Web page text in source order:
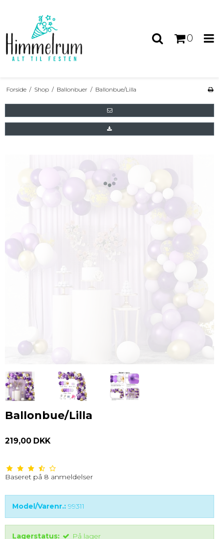
0
Forside / Shop / Ballonbuer / Ballonbue/Lilla
Ballonbue/Lilla
219,00 DKK
Baseret på 8 anmeldelser
Model/Varenr.: 99311
Lagerstatus: På lager